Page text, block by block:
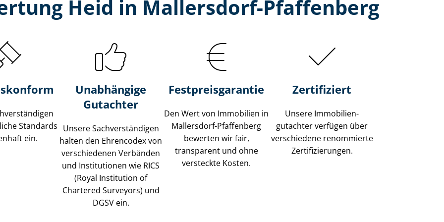
Heid in Mallersdorf-Pfaffenberg
Standards
ein.
Unabhängige
Gutachter
Unsere Sach­ver­stän­di­gen
halten den Ehrencodex von
verschiedenen Verbänden
und Institutionen wie RICS
(Royal Institution of
Chartered Surveyors) und
DGSV ein.
Festpreis​garantie
Den Wert von Immobilien in
Mallersdorf-Pfaffenberg
bewerten wir fair,
transparent und ohne
versteckte Kosten.
Zertifiziert
Unsere Immobilien­
gutachter verfügen über
verschiedene renommierte
Zer­ti­fi­zie­run­gen.